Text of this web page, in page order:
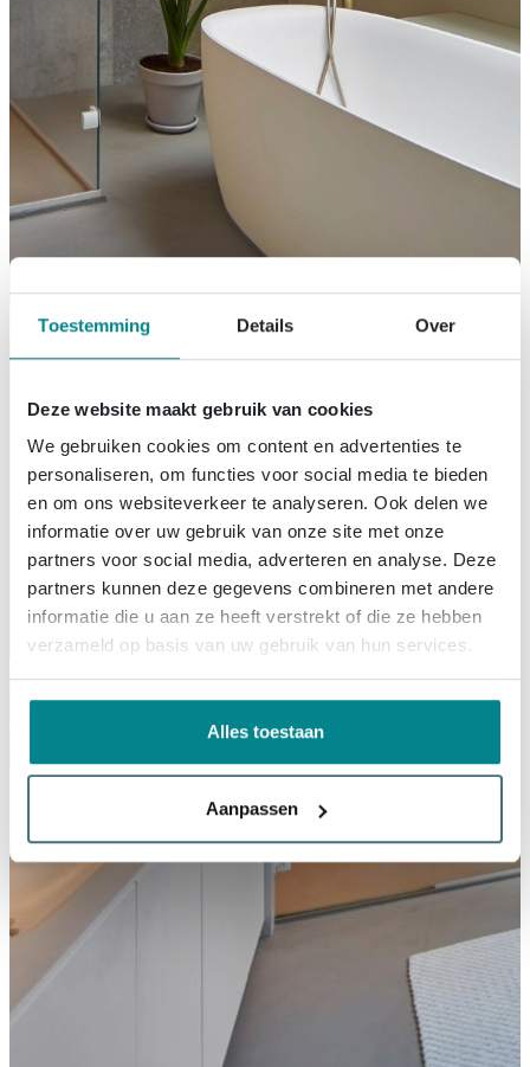
Toestemming Details Over
Deze website maakt gebruik van cookies
We gebruiken cookies om content en advertenties te
personaliseren, om functies voor social media te bieden
en om ons websiteverkeer te analyseren. Ook delen we
informatie over uw gebruik van onze site met onze
partners voor social media, adverteren en analyse. Deze
partners kunnen deze gegevens combineren met andere
informatie die u aan ze heeft verstrekt of die ze hebben
verzameld op basis van uw gebruik van hun services.
Alles toestaan
Aanpassen